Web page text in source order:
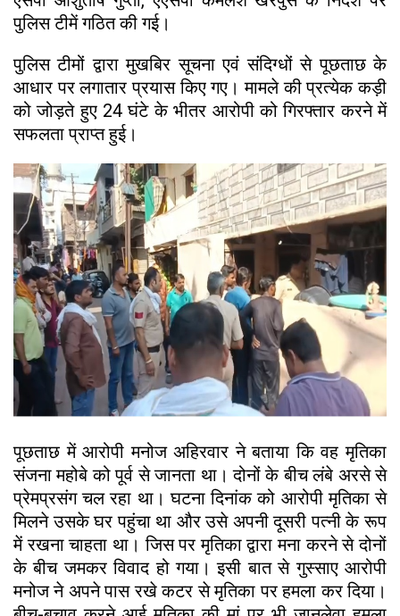
पुलिस टीमें गठित की गई।
पुलिस टीमों द्वारा मुखबिर सूचना एवं संदिग्धों से पूछताछ के
आधार पर लगातार प्रयास किए गए। मामले की प्रत्येक कड़ी
को जोड़ते हुए 24 घंटे के भीतर आरोपी को गिरफ्तार करने में
सफलता प्राप्त हुई।
पूछताछ में आरोपी मनोज अहिरवार ने बताया कि वह मृतिका
संजना महोबे को पूर्व से जानता था। दोनों के बीच लंबे अरसे से
प्रेमप्रसंग चल रहा था। घटना दिनांक को आरोपी मृतिका से
मिलने उसके घर पहुंचा था और उसे अपनी दूसरी पत्नी के रूप
में रखना चाहता था। जिस पर मृतिका द्वारा मना करने से दोनों
के बीच जमकर विवाद हो गया। इसी बात से गुस्साए आरोपी
मनोज ने अपने पास रखे कटर से मृतिका पर हमला कर दिया।